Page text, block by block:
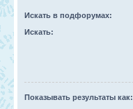
Искать в подфорумах:
Искать:
Показывать результаты как: